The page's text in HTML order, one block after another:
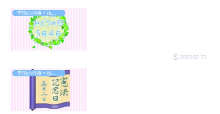
2023.02.25
季節の行事＊祝日のイラスト